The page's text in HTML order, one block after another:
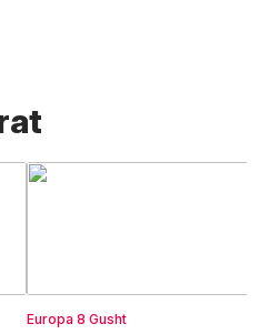
Europa 8 Gusht